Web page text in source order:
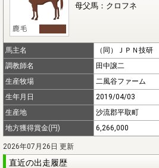
母父馬：クロフネ
馬主名
（同）ＪＰＮ技研
調教師名
田中譲二
生産牧場
二風谷ファーム
生年月日
2019/04/03
生産地
沙流郡平取町
地方獲得賞金(円)
6,266,000
2026年07月26日 更新
直近の出走履歴